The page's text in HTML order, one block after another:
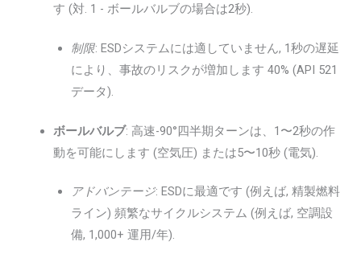
す (対. 1 - ボールバルブの場合は2秒).
制限: ESDシステムには適していません, 1秒の遅延
により、事故のリスクが増加します 40% (API 521
データ).
ボールバルブ: 高速-90°四半期ターンは、1〜2秒の作
動を可能にします (空気圧) または5〜10秒 (電気).
アドバンテージ: ESDに最適です (例えば, 精製燃料
ライン) 頻繁なサイクルシステム (例えば, 空調設
備, 1,000+ 運用/年).